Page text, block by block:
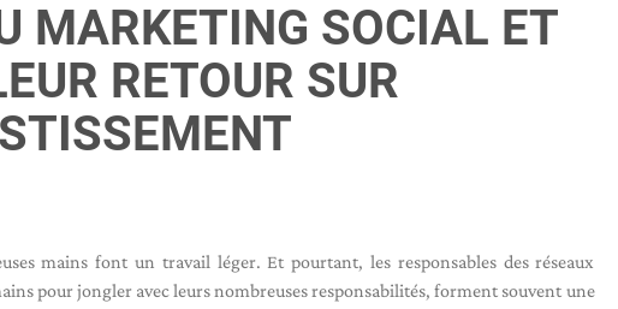
MARKETING SOCIAL ET
RETOUR SUR
mains font un travail léger. Et pourtant, les responsables des réseaux
pour jongler avec leurs nombreuses responsabilités, forment souvent une